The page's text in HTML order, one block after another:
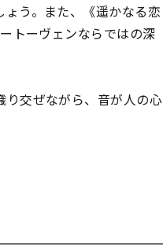
う。また、《遥かなる恋
トーヴェンならではの深
交ぜながら、音が人の心